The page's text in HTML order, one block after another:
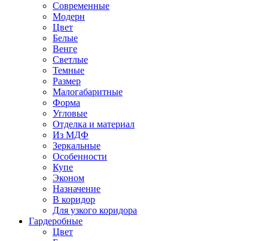
Современные
Модерн
Цвет
Белые
Венге
Светлые
Темные
Размер
Малогабаритные
Форма
Угловые
Отделка и материал
Из МДФ
Зеркальные
Особенности
Купе
Эконом
Назначение
В коридор
Для узкого коридора
Гардеробные
Цвет